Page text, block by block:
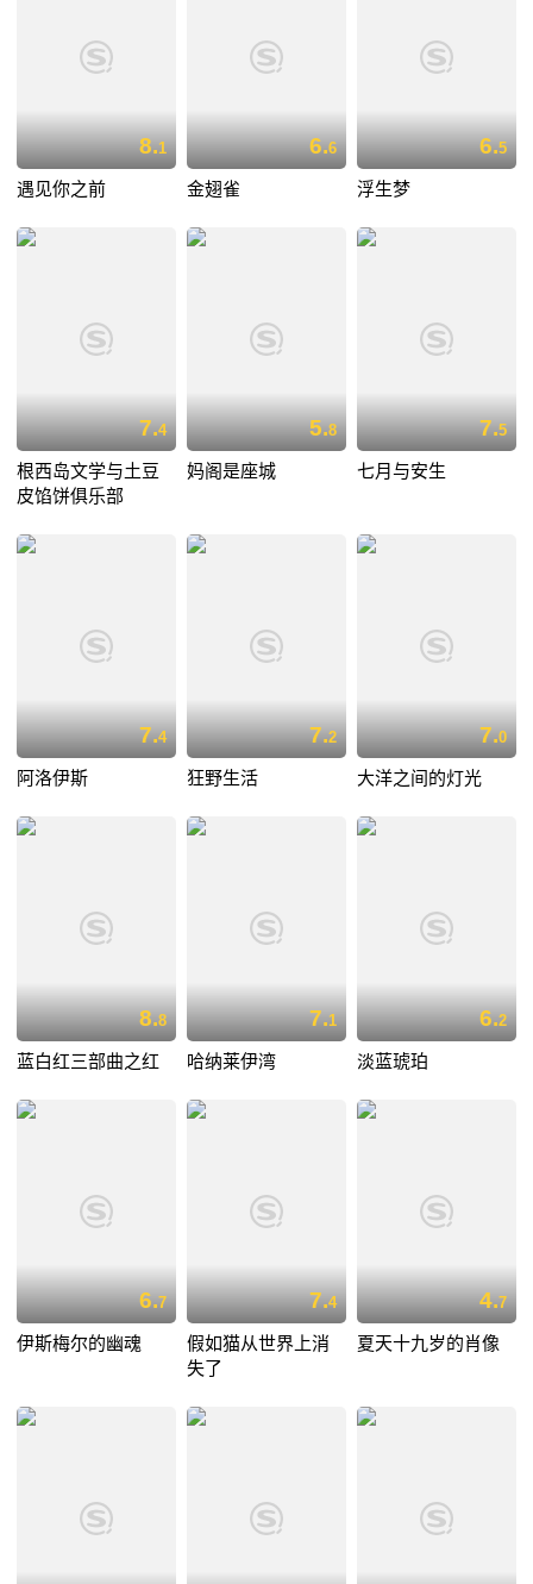
8.1
遇见你之前
6.6
金翅雀
6.5
浮生梦
7.4
根西岛文学与土豆
皮馅饼俱乐部
5.8
妈阁是座城
7.5
七月与安生
7.4
阿洛伊斯
7.2
狂野生活
7.0
大洋之间的灯光
8.8
蓝白红三部曲之红
7.1
哈纳莱伊湾
6.2
淡蓝琥珀
6.7
伊斯梅尔的幽魂
7.4
假如猫从世界上消
失了
4.7
夏天十九岁的肖像